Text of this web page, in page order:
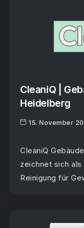
CleaniQ |
Heidelberg
15. November
CleaniQ
zeichnet sich
Reinigung für